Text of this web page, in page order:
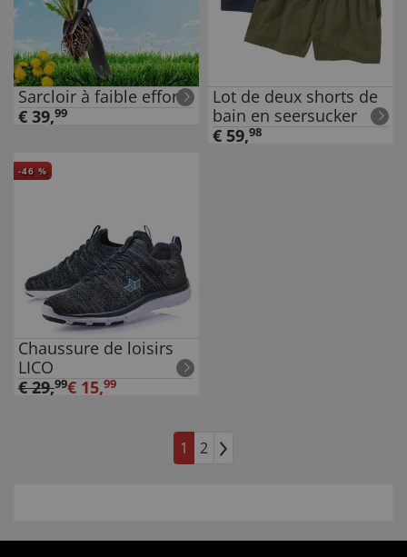
Sarcloir à faible effort
€ 39,99
Lot de deux shorts de
bain en seersucker
€ 59,98
-46 %
Chaussure de loisirs
LICO
€29,99€ 15,99
1 2